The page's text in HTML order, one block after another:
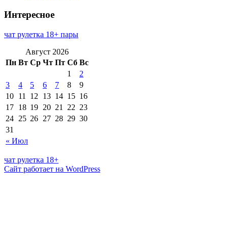
Интересное
чат рулетка 18+ пары
Август 2026
Пн Вт Ср Чт Пт Сб Вс
« Июл
1
2
3
4 5 6 7 8
9
10 11 12 13 14 15 16
17 18 19 20 21 22 23
24 25 26 27 28 29 30
31
чат рулетка 18+
Сайт работает на WordPress